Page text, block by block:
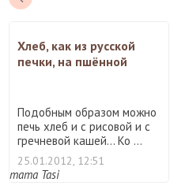
Хлеб, как из русской
печки, на пшённой
Подобным образом можно
печь хлеб и с рисовой и с
гречневой кашей… Ко ...
25.01.2012, 12:51
mama Tasi